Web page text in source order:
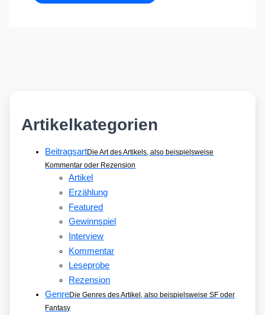
Artikelkategorien
BeitragsartDie Art des Artikels, also beispielsweise
Kommentar oder Rezension
Artikel
Erzählung
Featured
Gewinnspiel
Interview
Kommentar
Leseprobe
Rezension
GenreDie Genres des Artikel, also beispielsweise SF oder
Fantasy